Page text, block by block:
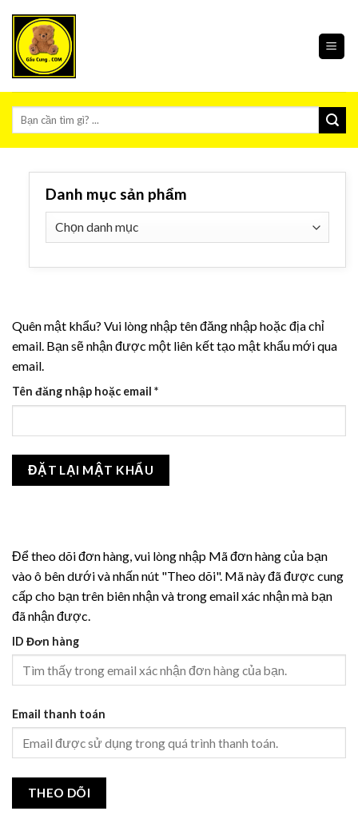
content
Tìm
kiếm:
Danh mục sản phẩm
Quên mật khẩu? Vui lòng nhập tên đăng nhập hoặc địa chỉ
email. Bạn sẽ nhận được một liên kết tạo mật khẩu mới qua
email.
Tên đăng nhập hoặc email *Bắt
buộc
ĐẶT LẠI MẬT KHẨU
Để theo dõi đơn hàng, vui lòng nhập Mã đơn hàng của bạn
vào ô bên dưới và nhấn nút "Theo dõi". Mã này đã được cung
cấp cho bạn trên biên nhận và trong email xác nhận mà bạn
đã nhận được.
ID Đơn hàng
Email thanh toán
THEO DÕI